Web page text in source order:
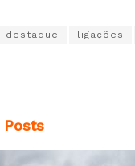
destaque ligações
Posts